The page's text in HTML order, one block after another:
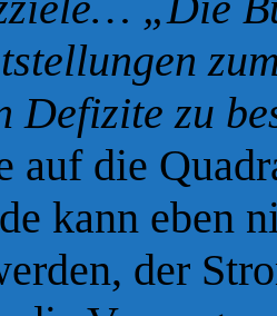
Defizite zu
die
kann eben
der